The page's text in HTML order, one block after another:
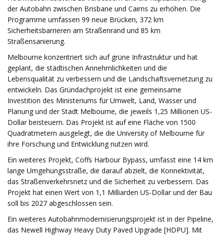
der Autobahn zwischen Brisbane und Cairns zu erhöhen. Die
Programme umfassen 99 neue Brücken, 372 km
Sicherheitsbarrieren am Straßenrand und 85 km
Straßensanierung.
Melbourne konzentriert sich auf grüne Infrastruktur und hat
geplant, die städtischen Annehmlichkeiten und die
Lebensqualität zu verbessern und die Landschaftsvernetzung zu
entwickeln. Das Gründachprojekt ist eine gemeinsame
Investition des Ministeriums für Umwelt, Land, Wasser und
Planung und der Stadt Melbourne, die jeweils 1,25 Millionen US-
Dollar beisteuern. Das Projekt ist auf eine Fläche von 1500
Quadratmetern ausgelegt, die die University of Melbourne für
ihre Forschung und Entwicklung nutzen wird.
Ein weiteres Projekt, Coffs Harbour Bypass, umfasst eine 14 km
lange Umgehungsstraße, die darauf abzielt, die Konnektivität,
das Straßenverkehrsnetz und die Sicherheit zu verbessern. Das
Projekt hat einen Wert von 1,1 Milliarden US-Dollar und der Bau
soll bis 2027 abgeschlossen sein.
Ein weiteres Autobahnmodernisierungsprojekt ist in der Pipeline,
das Newell Highway Heavy Duty Paved Upgrade [HDPU]. Mit